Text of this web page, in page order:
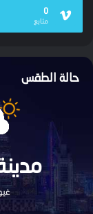
0
متابع
حالة الطقس